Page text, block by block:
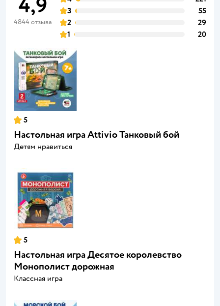
4,9
4844 отзыва
3
55
2
29
1
20
5
Настольная игра Attivio Танковый бой
Детям нравиться
5
Настольная игра Десятое королевство
Монополист дорожная
Классная игра